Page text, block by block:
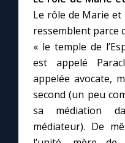
Le rôle de Marie et
ressemblent parce
« le temple de
est appelé
appelée avocate,
second (un peu
sa médiation
médiateur). De